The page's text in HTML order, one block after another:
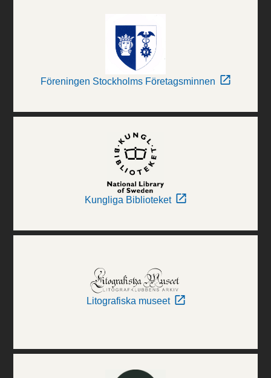
Föreningen Stockholms Företagsminnen
Kungliga Biblioteket
Litografiska museet